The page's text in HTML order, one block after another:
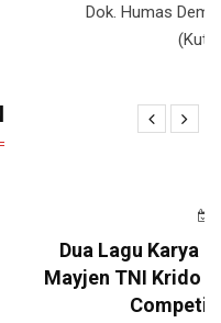
TENGGARONG,
VI/Mulawarman
Jadi Ikon Singing
Ke-81 RI